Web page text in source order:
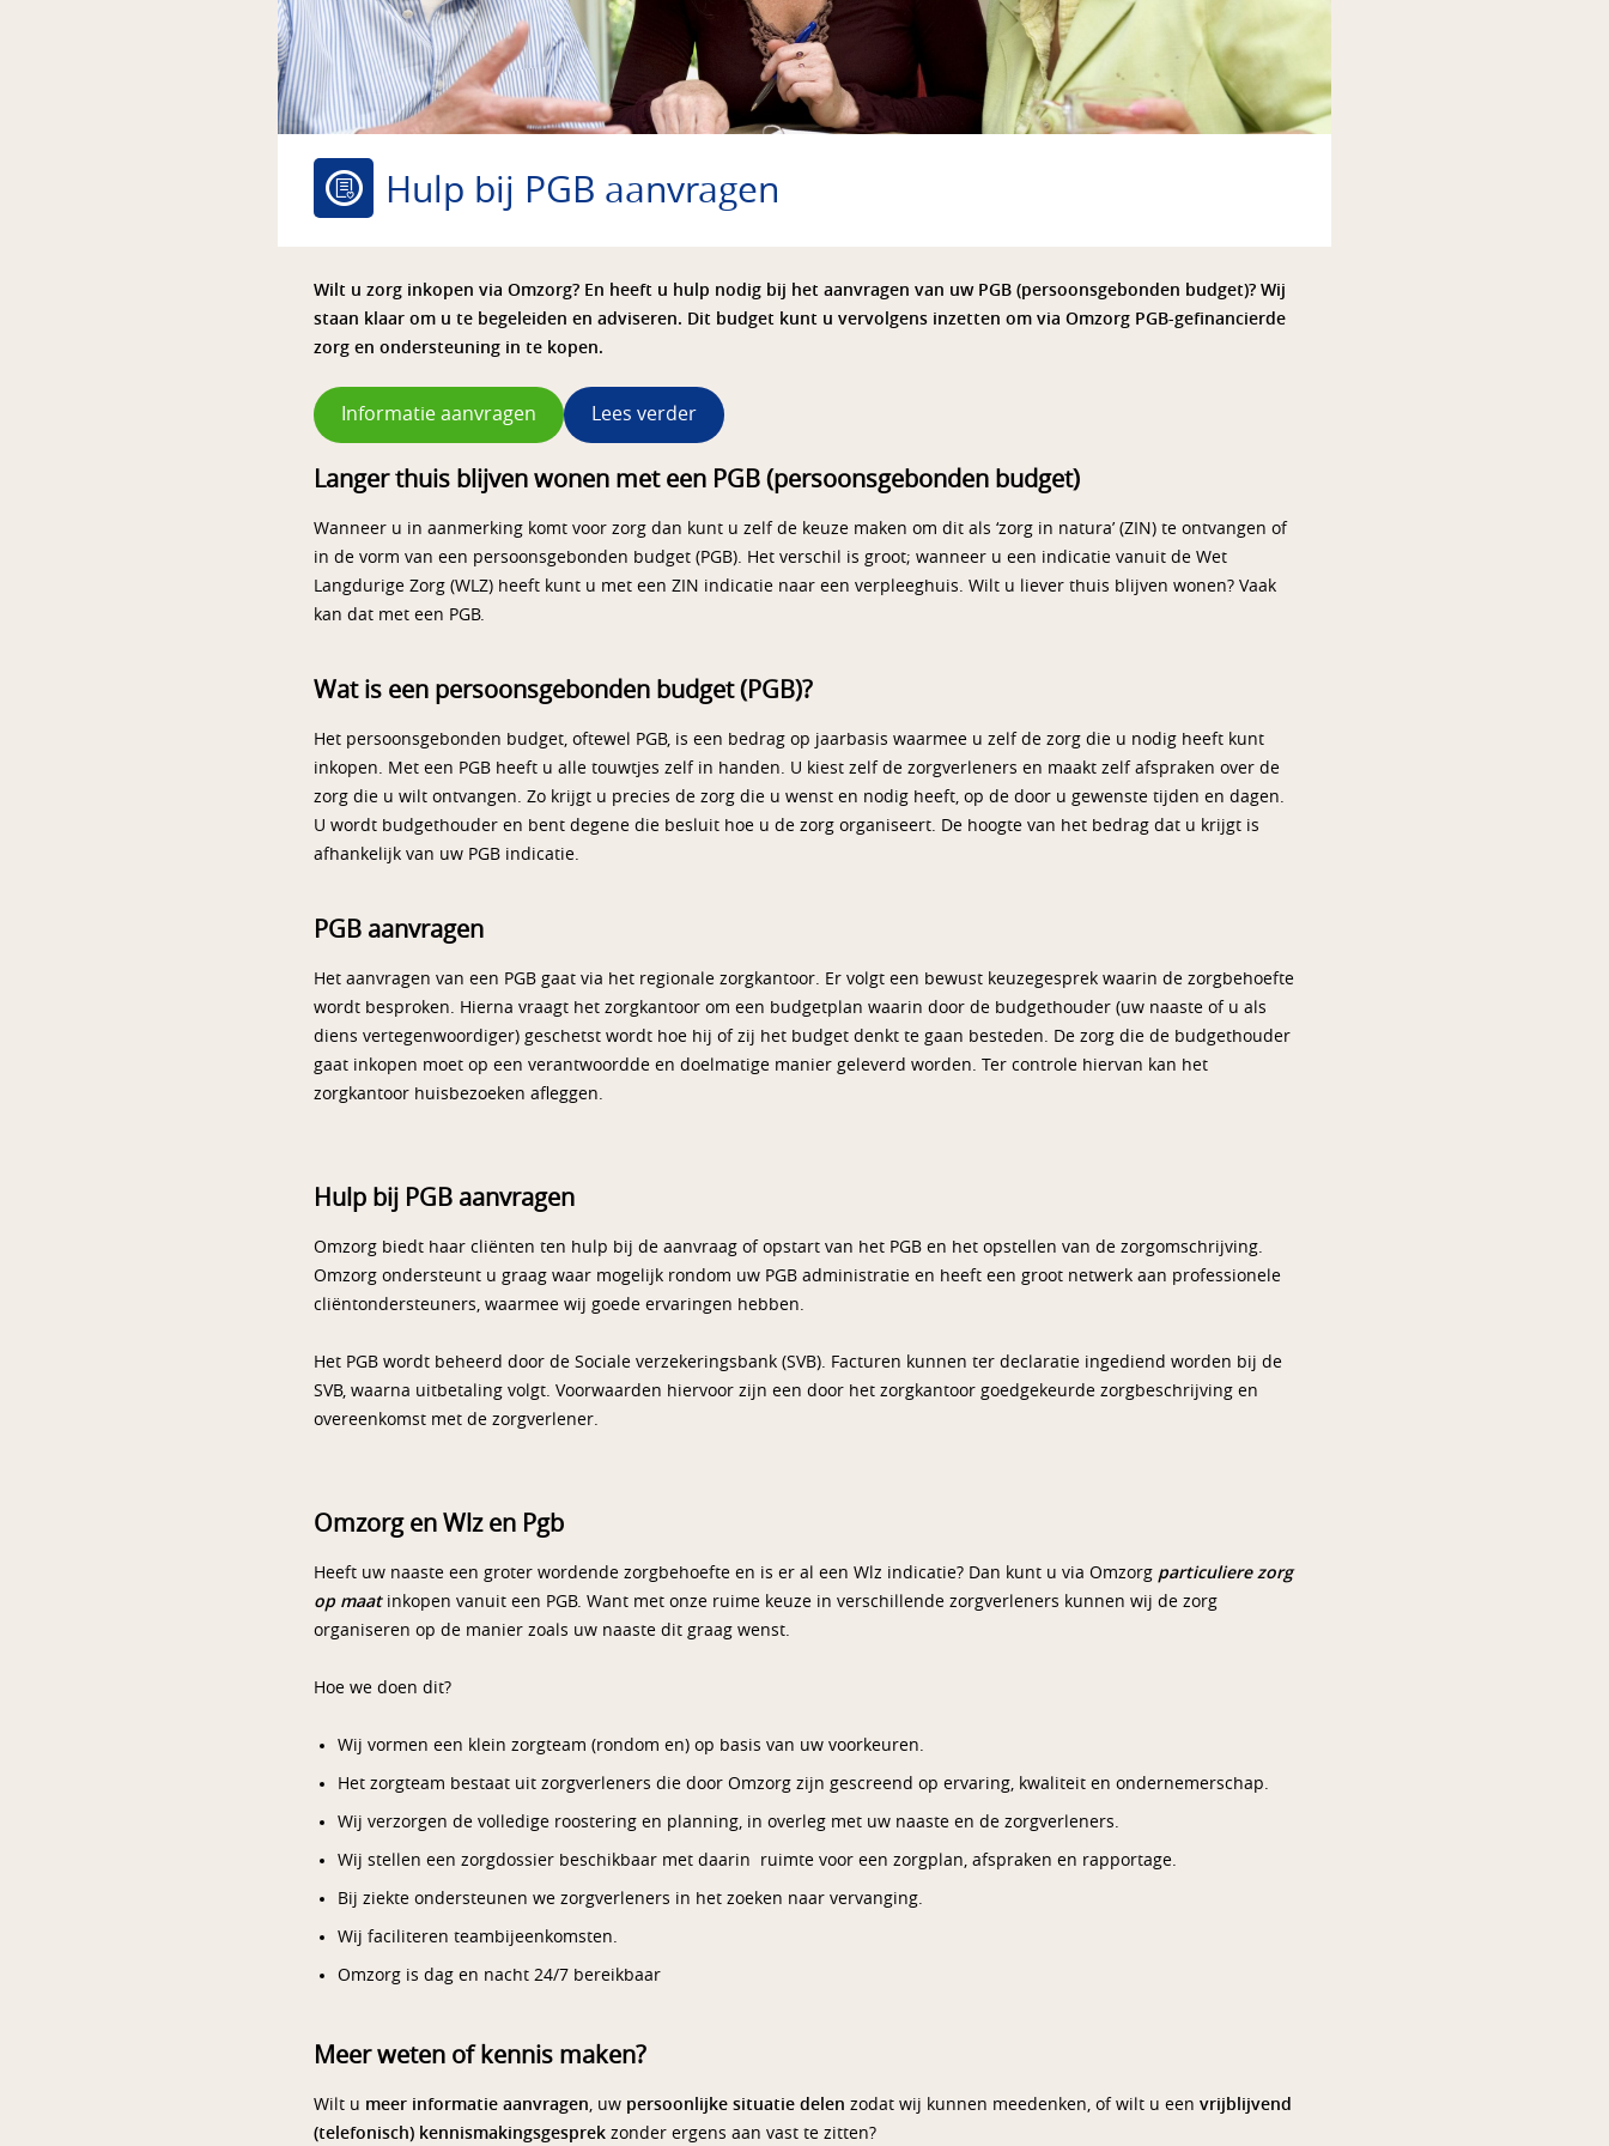
Hulp bij PGB aanvragen
Wilt u zorg inkopen via Omzorg? En heeft u hulp nodig bij het aanvragen van uw PGB (persoonsgebonden budget)? Wij
staan klaar om u te begeleiden en adviseren. Dit budget kunt u vervolgens inzetten om via Omzorg PGB-gefinancierde
zorg en ondersteuning in te kopen.
Informatie aanvragen Lees verder
Langer thuis blijven wonen met een PGB (persoonsgebonden budget)
Wanneer u in aanmerking komt voor zorg dan kunt u zelf de keuze maken om dit als ‘zorg in natura’ (ZIN) te ontvangen of
in de vorm van een persoonsgebonden budget (PGB). Het verschil is groot; wanneer u een indicatie vanuit de Wet
Langdurige Zorg (WLZ) heeft kunt u met een ZIN indicatie naar een verpleeghuis. Wilt u liever thuis blijven wonen? Vaak
kan dat met een PGB.
Wat is een persoonsgebonden budget (PGB)?
Het persoonsgebonden budget, oftewel PGB, is een bedrag op jaarbasis waarmee u zelf de zorg die u nodig heeft kunt
inkopen. Met een PGB heeft u alle touwtjes zelf in handen. U kiest zelf de zorgverleners en maakt zelf afspraken over de
zorg die u wilt ontvangen. Zo krijgt u precies de zorg die u wenst en nodig heeft, op de door u gewenste tijden en dagen.
U wordt budgethouder en bent degene die besluit hoe u de zorg organiseert. De hoogte van het bedrag dat u krijgt is
afhankelijk van uw PGB indicatie.
PGB aanvragen
Het aanvragen van een PGB gaat via het regionale zorgkantoor. Er volgt een bewust keuzegesprek waarin de zorgbehoefte
wordt besproken. Hierna vraagt het zorgkantoor om een budgetplan waarin door de budgethouder (uw naaste of u als
diens vertegenwoordiger) geschetst wordt hoe hij of zij het budget denkt te gaan besteden. De zorg die de budgethouder
gaat inkopen moet op een verantwoordde en doelmatige manier geleverd worden. Ter controle hiervan kan het
zorgkantoor huisbezoeken afleggen.
Hulp bij PGB aanvragen
Omzorg biedt haar cliënten ten hulp bij de aanvraag of opstart van het PGB en het opstellen van de zorgomschrijving.
Omzorg ondersteunt u graag waar mogelijk rondom uw PGB administratie en heeft een groot netwerk aan professionele
cliëntondersteuners, waarmee wij goede ervaringen hebben.
Het PGB wordt beheerd door de Sociale verzekeringsbank (SVB). Facturen kunnen ter declaratie ingediend worden bij de
SVB, waarna uitbetaling volgt. Voorwaarden hiervoor zijn een door het zorgkantoor goedgekeurde zorgbeschrijving en
overeenkomst met de zorgverlener.
Omzorg en Wlz en Pgb
Heeft uw naaste een groter wordende zorgbehoefte en is er al een Wlz indicatie? Dan kunt u via Omzorg particuliere zorg
op maatinkopen vanuit een PGB. Want met onze ruime keuze in verschillende zorgverleners kunnen wij de zorg
organiseren op de manier zoals uw naaste dit graag wenst.
Hoe we doen dit?
Wij vormen een klein zorgteam (rondom en) op basis van uw voorkeuren.
Het zorgteam bestaat uit zorgverleners die door Omzorg zijn gescreend op ervaring, kwaliteit en ondernemerschap.
Wij verzorgen de volledige roostering en planning, in overleg met uw naaste en de zorgverleners.
Wij stellen een zorgdossier beschikbaar met daarin ruimte voor een zorgplan, afspraken en rapportage.
Bij ziekte ondersteunen we zorgverleners in het zoeken naar vervanging.
Wij faciliteren teambijeenkomsten.
Omzorg is dag en nacht 24/7 bereikbaar
Meer weten of kennis maken?
Wilt u meer informatie aanvragen, uw persoonlijke situatie delen zodat wij kunnen meedenken, of wilt u een vrijblijvend
(telefonisch) kennismakingsgesprek zonder ergens aan vast te zitten?